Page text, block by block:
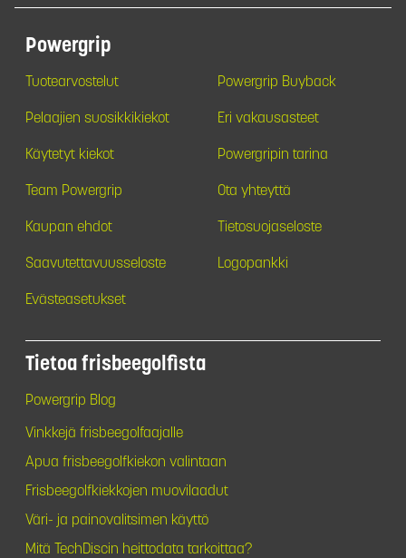
Powergrip
Tuotearvostelut Powergrip Buyback
Pelaajien suosikkikiekot Eri vakausasteet
Käytetyt kiekot Powergripin tarina
Team Powergrip Ota yhteyttä
Kaupan ehdot Tietosuojaseloste
Saavutettavuusseloste Logopankki
Evästeasetukset
Tietoa frisbeegolfista
Powergrip Blog
Vinkkejä frisbeegolfaajalle
Apua frisbeegolfkiekon valintaan
Frisbeegolfkiekkojen muovilaadut
Väri- ja painovalitsimen käyttö
Mitä TechDiscin heittodata tarkoittaa?